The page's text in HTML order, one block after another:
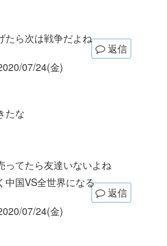
たら次は戦争だよね
返信
07/24(金)
たな
ってたら友達いないよね
中国VS全世界になる
返信
07/24(金)